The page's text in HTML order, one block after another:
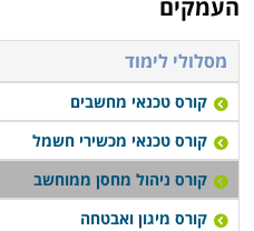
להתקדם לעבודה בתחום.
קורס ניהול מחסן ממוחשב
תלוי במוסד הלימודים, כאשר
אף שיעורי השלמה במידה
הדרכה דרך האינטרנט.
העמקים
מסלולי לימוד
קורס טכנאי מחשבים
קורס טכנאי מכשירי חשמל
קורס ניהול מחסן ממוחשב
קורס מיגון ואבטחה